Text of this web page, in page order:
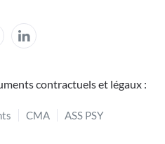
contractuels et légaux :
CMA ASS PSY